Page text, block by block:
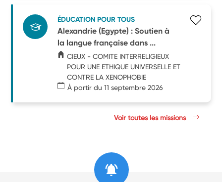
ÉDUCATION POUR TOUS
Alexandrie (Egypte) : Soutien à
la langue française dans ...
CIEUX - COMITE INTERRELIGIEUX
POUR UNE ETHIQUE UNIVERSELLE ET
CONTRE LA XENOPHOBIE
À partir du 11 septembre 2026
Voir toutes les missions